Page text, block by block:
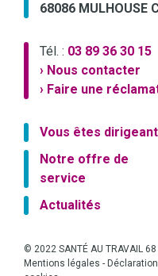
68086 MULHOUSE
Tél. : 03 89 36 30 15
› Nous contacter
› Faire une
Vous êtes
Notre offre de
service
Actualités
© 2022 SANTÉ AU TRAVAIL
Mentions légales -